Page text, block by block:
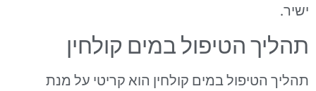
ישיר.
תהליך הטיפול במים קולחין
תהליך הטיפול במים קולחין הוא קריטי על מנת